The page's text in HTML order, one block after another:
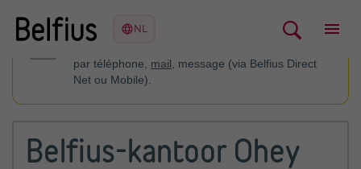
par téléphone, mail , message (via Belfius Direct
Net ou Mobile).
Belfius-kantoor Ohey